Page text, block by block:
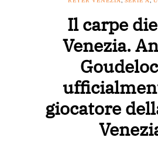
Il carpe
Venezia.
giocatore